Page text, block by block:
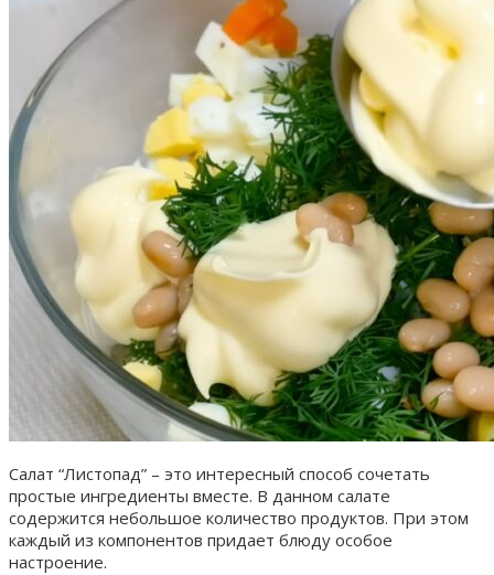
Салат “Листопад” – это интересный способ сочетать
простые ингредиенты вместе. В данном салате
содержится небольшое количество продуктов. При этом
каждый из компонентов придает блюду особое
настроение.